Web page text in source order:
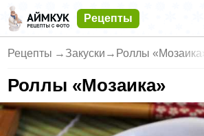
Рецепты
Рецепты → Закуски → Роллы «Мозаика»
Роллы «Мозаика»